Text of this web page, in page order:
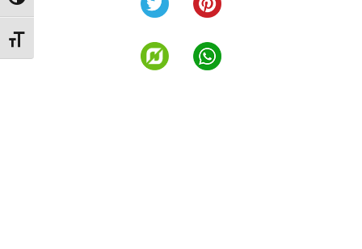
Alternar tamaño de letra